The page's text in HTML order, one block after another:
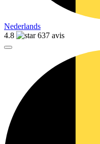
Nederlands
4.8
637 avis